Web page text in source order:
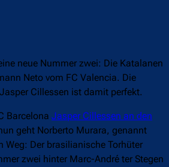
neue Nummer zwei: Die Katalanen
Neto vom FC Valencia. Die
Cillessen ist damit perfekt.
Barcelona Jasper Cillessen an den
geht Norberto Murara, genannt
Weg: Der brasilianische Torhüter
zwei hinter Marc-André ter Stegen